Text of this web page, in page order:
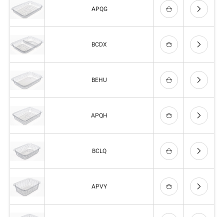
APQG
BCDX
BEHU
APQH
BCLQ
APVY